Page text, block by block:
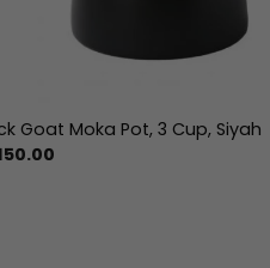
Goat Moka Pot, 3 Cup, Siyah